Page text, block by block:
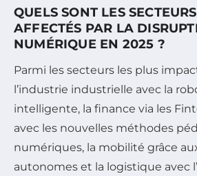
QUELS SONT LES
AFFECTÉS PAR LA
NUMÉRIQUE EN 2025 ?
Parmi les secteurs les plus
l’industrie industrielle avec la
intelligente, la finance via les
avec les nouvelles méthodes
numériques, la mobilité grâce
autonomes et la logistique avec